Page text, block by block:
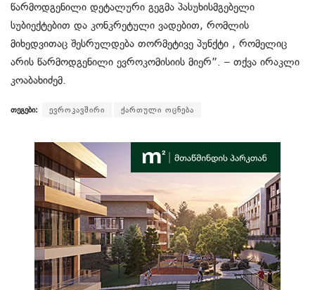
წარმოდგენილი დეტალური გეგმა პასუხისმგებელი
სუბიექტებით და კონკრეტული ვადებით, რომლის
მიხედვითაც შესრულდება თორმეტივე პუნქტი , რომელიც
არის წარმოდგენილი ევროკომისიის მიერ”. – თქვა ირაკლი
კოაბახიძემ.
თეგები: ევროკავშირი ქართული ოცნება